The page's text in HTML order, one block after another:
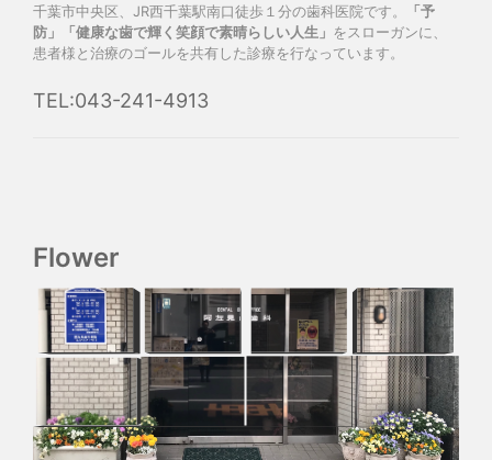
千葉市中央区、JR西千葉駅南口徒歩１分の歯科医院です。
「予
防」「健康な歯で輝く笑顔で素晴らしい人生」 をスローガンに、
患者様と治療のゴールを共有した診療を行なっています。
TEL:043-241-4913
Flower